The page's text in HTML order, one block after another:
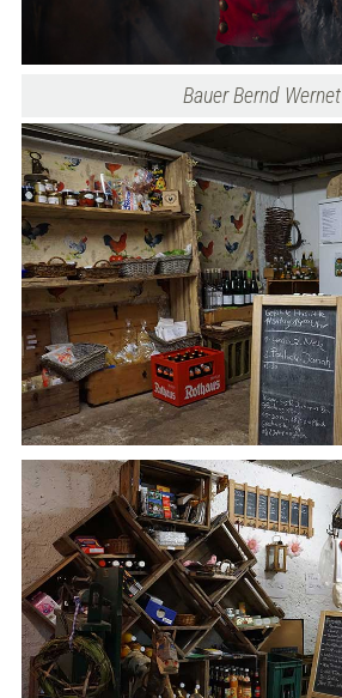
Bauer Bernd Wernet